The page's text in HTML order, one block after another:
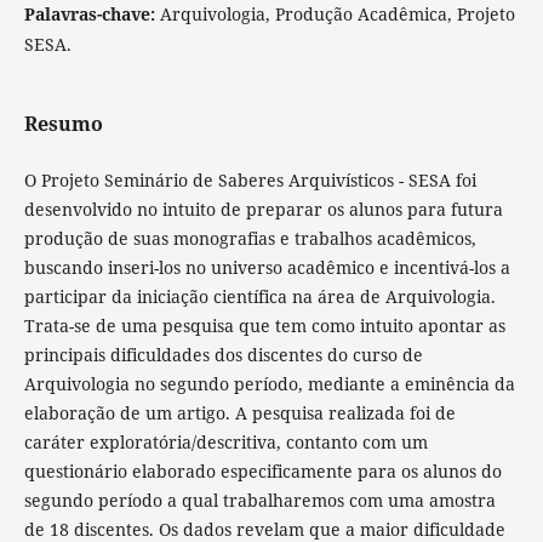
Palavras-chave: Arquivologia, Produção Acadêmica, Projeto
SESA.
Resumo
O Projeto Seminário de Saberes Arquivísticos - SESA foi
desenvolvido no intuito de preparar os alunos para futura
produção de suas monografias e trabalhos acadêmicos,
buscando inseri-los no universo acadêmico e incentivá-los a
participar da iniciação científica na área de Arquivologia.
Trata-se de uma pesquisa que tem como intuito apontar as
principais dificuldades dos discentes do curso de
Arquivologia no segundo período, mediante a eminência da
elaboração de um artigo. A pesquisa realizada foi de
caráter exploratória/descritiva, contanto com um
questionário elaborado especificamente para os alunos do
segundo período a qual trabalharemos com uma amostra
de 18 discentes. Os dados revelam que a maior dificuldade